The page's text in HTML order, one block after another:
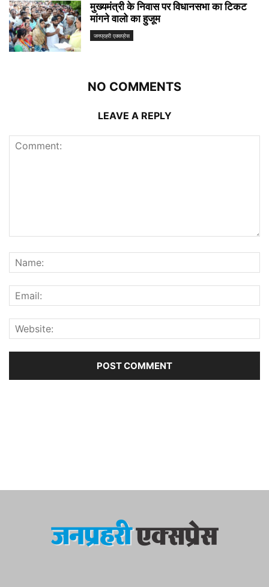
मुख्यमंत्री के निवास पर विधानसभा का टिकट
मांगने वालो का हुजूम
जनप्रहरी एक्सप्रेस
NO COMMENTS
LEAVE A REPLY